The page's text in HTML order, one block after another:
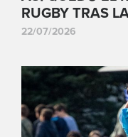
RUGBY TRAS
22/07/2026